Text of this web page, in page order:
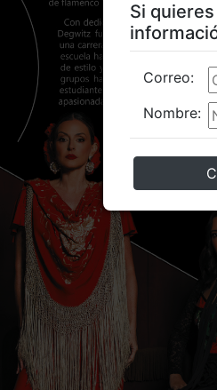
Si
Nombre:
Correo: